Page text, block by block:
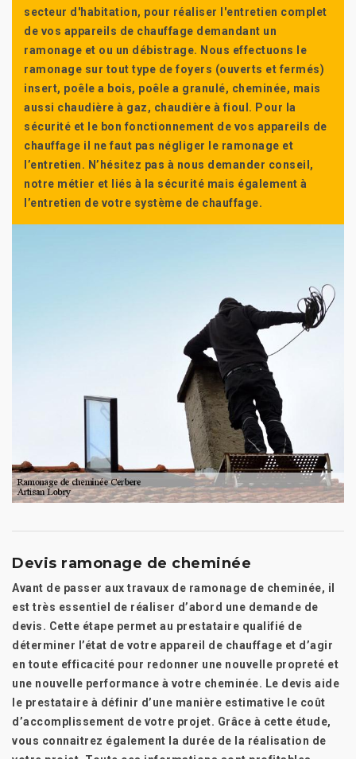
secteur d'habitation, pour réaliser l'entretien complet
de vos appareils de chauffage demandant un
ramonage et ou un débistrage. Nous effectuons le
ramonage sur tout type de foyers (ouverts et fermés)
insert, poêle a bois, poêle a granulé, cheminée, mais
aussi chaudière à gaz, chaudière à fioul. Pour la
sécurité et le bon fonctionnement de vos appareils de
chauffage il ne faut pas négliger le ramonage et
l’entretien. N’hésitez pas à nous demander conseil,
notre métier et liés à la sécurité mais également à
l’entretien de votre système de chauffage.
Devis ramonage de cheminée
Avant de passer aux travaux de ramonage de cheminée, il
est très essentiel de réaliser d’abord une demande de
devis. Cette étape permet au prestataire qualifié de
déterminer l’état de votre appareil de chauffage et d’agir
en toute efficacité pour redonner une nouvelle propreté et
une nouvelle performance à votre cheminée. Le devis aide
le prestataire à définir d’une manière estimative le coût
d’accomplissement de votre projet. Grâce à cette étude,
vous connaitrez également la durée de la réalisation de